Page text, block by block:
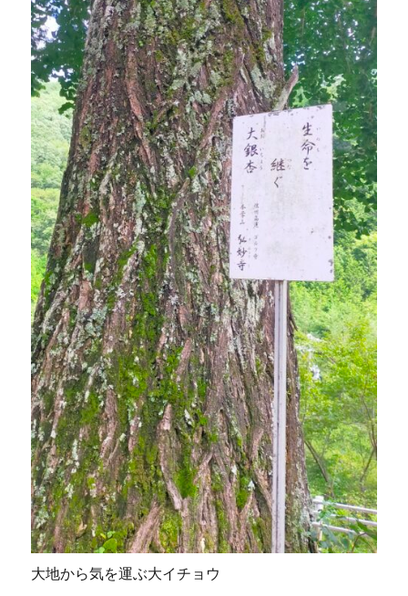
大地から気を運ぶ大イチョウ